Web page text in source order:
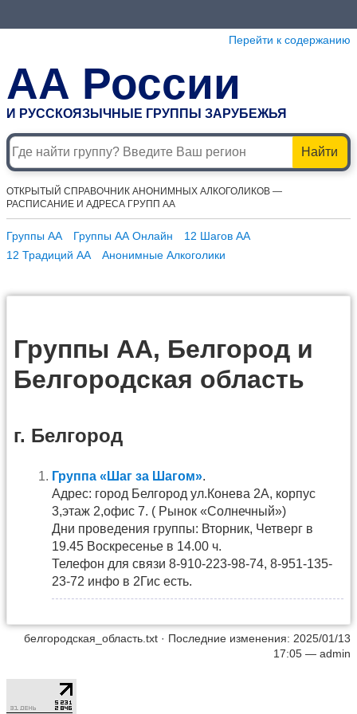
Перейти к содержанию
АА России
И РУССКОЯЗЫЧНЫЕ ГРУППЫ ЗАРУБЕЖЬЯ
Найти
ОТКРЫТЫЙ СПРАВОЧНИК АНОНИМНЫХ АЛКОГОЛИКОВ —
РАСПИСАНИЕ И АДРЕСА ГРУПП АА
Группы АА Группы АА Онлайн
12 Шагов АА
12 Традиций АА
Анонимные Алкоголики
Группы АА, Белгород и
Белгородская область
г. Белгород
Группа «Шаг за Шагом».
Адрес: город Белгород ул.Конева 2А, корпус
3,этаж 2,офис 7. ( Рынок «Солнечный»)
Дни проведения группы: Вторник, Четверг в
19.45 Воскресенье в 14.00 ч.
Телефон для связи 8-910-223-98-74, 8-951-135-
23-72 инфо в 2Гис есть.
белгородская_область.txt · Последние изменения: 2025/01/13
17:05 — admin